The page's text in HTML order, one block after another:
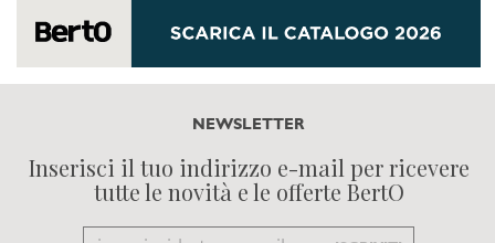
NEWSLETTER
Inserisci il tuo indirizzo e-mail per ricevere
tutte le novità e le offerte BertO